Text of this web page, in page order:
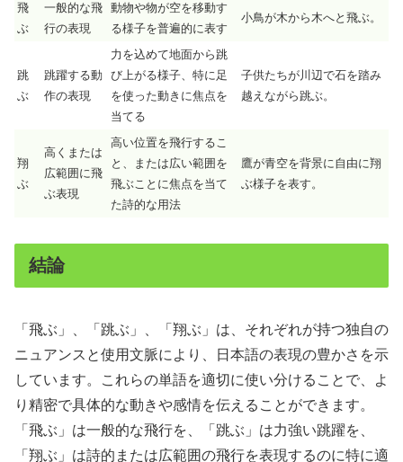
飛
ぶ
一般的な飛
行の表現
動物や物が空を移動す
る様子を普遍的に表す
小鳥が木から木へと飛ぶ。
跳
ぶ
跳躍する動
作の表現
力を込めて地面から跳
び上がる様子、特に足
を使った動きに焦点を
当てる
子供たちが川辺で石を踏み
越えながら跳ぶ。
翔
ぶ
高くまたは
広範囲に飛
ぶ表現
高い位置を飛行するこ
と、または広い範囲を
飛ぶことに焦点を当て
た詩的な用法
鷹が青空を背景に自由に翔
ぶ様子を表す。
結論
「飛ぶ」、「跳ぶ」、「翔ぶ」は、それぞれが持つ独自の
ニュアンスと使用文脈により、日本語の表現の豊かさを示
しています。これらの単語を適切に使い分けることで、よ
り精密で具体的な動きや感情を伝えることができます。
「飛ぶ」は一般的な飛行を、「跳ぶ」は力強い跳躍を、
「翔ぶ」は詩的または広範囲の飛行を表現するのに特に適